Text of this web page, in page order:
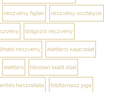
részvény fajták részvény osztályok
dolgozói részvény
részvény élettársi kapcsolat
élettárs tilosban talált állat
használata földtámasz joga